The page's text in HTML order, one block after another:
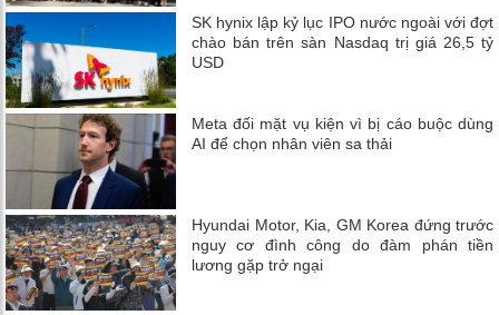
SK hynix lập kỷ lục IPO nước ngoài với đợt
chào bán trên sàn Nasdaq trị giá 26,5 tỷ
USD
Meta đối mặt vụ kiện vì bị cáo buộc dùng
AI để chọn nhân viên sa thải
Hyundai Motor, Kia, GM Korea đứng trước
nguy cơ đình công do đàm phán tiền
lương gặp trở ngại